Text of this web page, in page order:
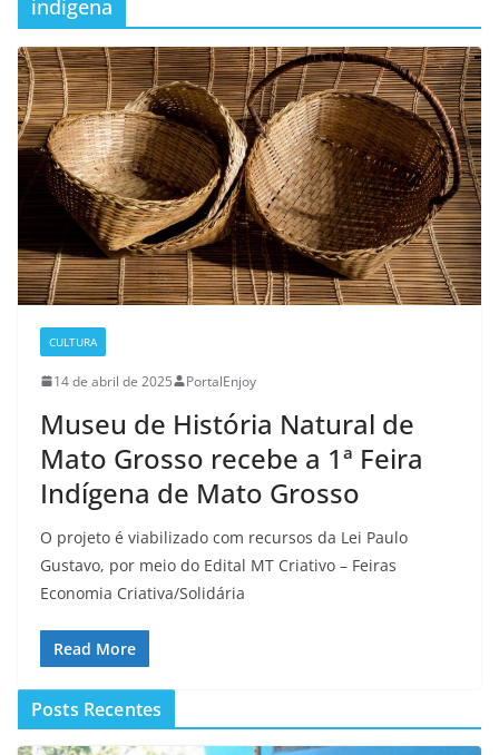
indigena
CULTURA
14 de abril de 2025 PortalEnjoy
Museu de História Natural de
Mato Grosso recebe a 1ª Feira
Indígena de Mato Grosso
O projeto é viabilizado com recursos da Lei Paulo
Gustavo, por meio do Edital MT Criativo – Feiras
Economia Criativa/Solidária
Read More
Posts Recentes